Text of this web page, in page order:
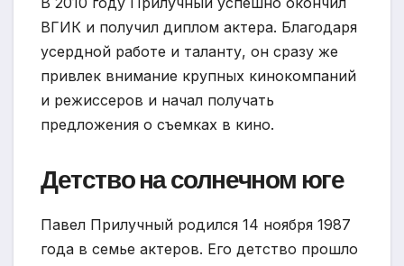
ВГИК и получил диплом актера. Благодаря
усердной работе и таланту, он сразу же
привлек внимание крупных кинокомпаний
и режиссеров и начал получать
предложения о съемках в кино.
Детство на солнечном юге
Павел Прилучный родился 14 ноября 1987
года в семье актеров. Его детство прошло